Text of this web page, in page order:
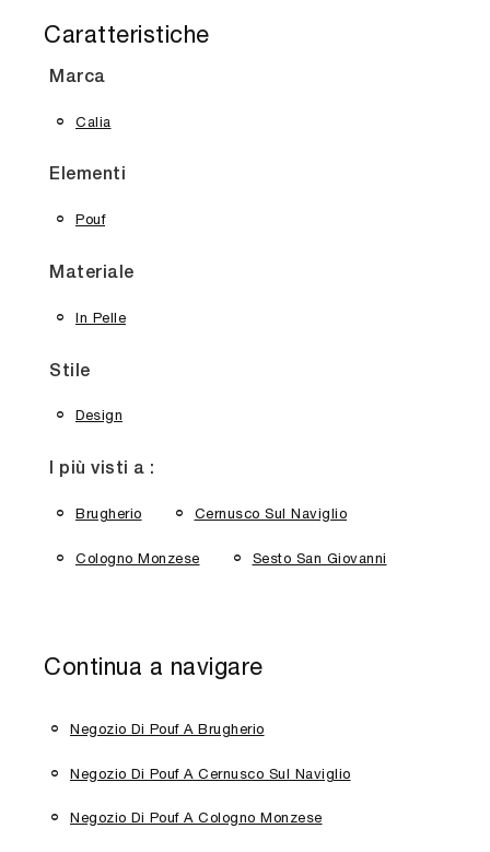
Caratteristiche
Marca
Calia
Elementi
Pouf
Materiale
In Pelle
Stile
Design
I più visti a :
Brugherio Cernusco Sul Naviglio
Cologno Monzese Sesto San Giovanni
Continua a navigare
Negozio Di Pouf A Brugherio
Negozio Di Pouf A Cernusco Sul Naviglio
Negozio Di Pouf A Cologno Monzese